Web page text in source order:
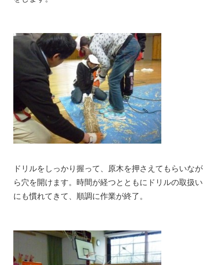
ドリルをしっかり握って、原木を押さえてもらいなが
ら穴を開けます。時間が経つとともにドリルの取扱い
にも慣れてきて、順調に作業が終了。